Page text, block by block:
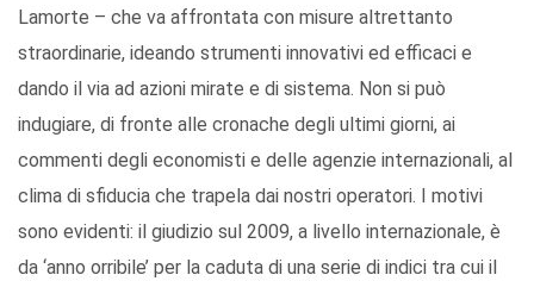
Lamorte – che va affrontata con misure altrettanto
straordinarie, ideando strumenti innovativi ed efficaci e
dando il via ad azioni mirate e di sistema. Non si può
indugiare, di fronte alle cronache degli ultimi giorni, ai
commenti degli economisti e delle agenzie internazionali, al
clima di sfiducia che trapela dai nostri operatori. I motivi
sono evidenti: il giudizio sul 2009, a livello internazionale, è
da ‘anno orribile’ per la caduta di una serie di indici tra cui il